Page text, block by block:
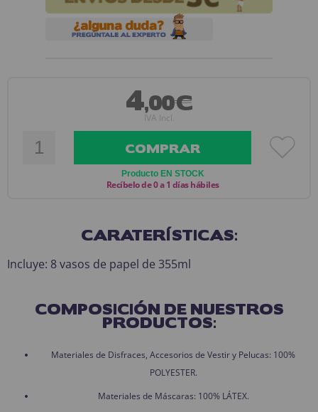
4,00€
IVA Incl.
COMPRAR
Producto EN STOCK
Recíbelo de 0 a 1 días hábiles
CARATERÍSTICAS:
Incluye: 8 vasos de papel de 355ml
COMPOSICIÓN DE NUESTROS
PRODUCTOS:
Materiales de Disfraces, Accesorios de Vestir y Pelucas: 100%
POLYESTER.
Materiales de Máscaras: 100% LÁTEX.